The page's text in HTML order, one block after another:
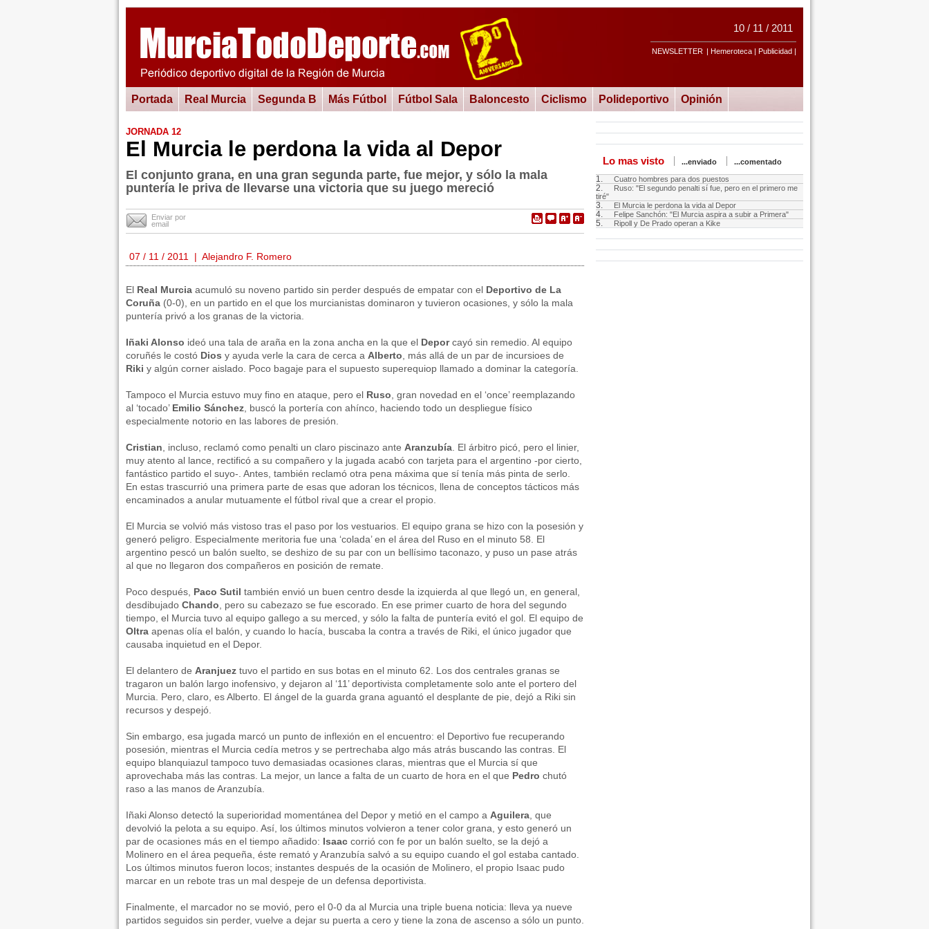
10 / 11 / 2011
NEWSLETTER | Hemeroteca | Publicidad |
Portada Real Murcia Segunda B Más Fútbol Fútbol Sala Baloncesto Ciclismo Polideportivo Opinión
JORNADA 12
El Murcia le perdona la vida al Depor
El conjunto grana, en una gran segunda parte, fue mejor, y sólo la mala
puntería le priva de llevarse una victoria que su juego mereció
Enviar por
email
07 / 11 / 2011 | Alejandro F. Romero
El Real Murcia acumuló su noveno partido sin perder después de empatar con el Deportivo de La
Coruña (0-0), en un partido en el que los murcianistas dominaron y tuvieron ocasiones, y sólo la mala
puntería privó a los granas de la victoria.
Iñaki Alonso ideó una tala de araña en la zona ancha en la que el Deporcayó sin remedio. Al equipo
coruñés le costó Dios y ayuda verle la cara de cerca a Alberto , más allá de un par de incursioes de
Riki y algún corner aislado. Poco bagaje para el supuesto superequiop llamado a dominar la categoría.
Tampoco el Murcia estuvo muy fino en ataque, pero el Ruso , gran novedad en el ‘once’ reemplazando
al ‘tocado’ Emilio Sánchez , buscó la portería con ahínco, haciendo todo un despliegue físico
especialmente notorio en las labores de presión.
Cristian , incluso, reclamó como penalti un claro piscinazo ante Aranzubía . El árbitro picó, pero el linier,
muy atento al lance, rectificó a su compañero y la jugada acabó con tarjeta para el argentino -por cierto,
fantástico partido el suyo-. Antes, también reclamó otra pena máxima que sí tenía más pinta de serlo.
En estas trascurrió una primera parte de esas que adoran los técnicos, llena de conceptos tácticos más
encaminados a anular mutuamente el fútbol rival que a crear el propio.
El Murcia se volvió más vistoso tras el paso por los vestuarios. El equipo grana se hizo con la posesión y
generó peligro. Especialmente meritoria fue una ‘colada’ en el área del Ruso en el minuto 58. El
argentino pescó un balón suelto, se deshizo de su par con un bellísimo taconazo, y puso un pase atrás
al que no llegaron dos compañeros en posición de remate.
Poco después, Paco Sutil también envió un buen centro desde la izquierda al que llegó un, en general,
desdibujado Chando , pero su cabezazo se fue escorado. En ese primer cuarto de hora del segundo
tiempo, el Murcia tuvo al equipo gallego a su merced, y sólo la falta de puntería evitó el gol. El equipo de
Oltra apenas olía el balón, y cuando lo hacía, buscaba la contra a través de Riki, el único jugador que
causaba inquietud en el Depor.
El delantero de Aranjuez tuvo el partido en sus botas en el minuto 62. Los dos centrales granas se
tragaron un balón largo inofensivo, y dejaron al ‘11’ deportivista completamente solo ante el portero del
Murcia. Pero, claro, es Alberto. El ángel de la guarda grana aguantó el desplante de pie, dejó a Riki sin
recursos y despejó.
Sin embargo, esa jugada marcó un punto de inflexión en el encuentro: el Deportivo fue recuperando
posesión, mientras el Murcia cedía metros y se pertrechaba algo más atrás buscando las contras. El
equipo blanquiazul tampoco tuvo demasiadas ocasiones claras, mientras que el Murcia sí que
aprovechaba más las contras. La mejor, un lance a falta de un cuarto de hora en el que Pedro chutó
raso a las manos de Aranzubía.
Iñaki Alonso detectó la superioridad momentánea del Depor y metió en el campo a Aguilera , que
devolvió la pelota a su equipo. Así, los últimos minutos volvieron a tener color grana, y esto generó un
par de ocasiones más en el tiempo añadido: Isaac corrió con fe por un balón suelto, se la dejó a
Molinero en el área pequeña, éste remató y Aranzubía salvó a su equipo cuando el gol estaba cantado.
Los últimos minutos fueron locos; instantes después de la ocasión de Molinero, el propio Isaac pudo
marcar en un rebote tras un mal despeje de un defensa deportivista.
Finalmente, el marcador no se movió, pero el 0-0 da al Murcia una triple buena noticia: lleva ya nueve
partidos seguidos sin perder, vuelve a dejar su puerta a cero y tiene la zona de ascenso a sólo un punto.
Lo mas visto ...enviado ...comentado
1.
Cuatro hombres para dos puestos
2.
Ruso: "El segundo penalti sí fue, pero en el primero me
tiré"
3.
El Murcia le perdona la vida al Depor
4.
Felipe Sanchón: "El Murcia aspira a subir a Primera"
5.
Ripoll y De Prado operan a Kike